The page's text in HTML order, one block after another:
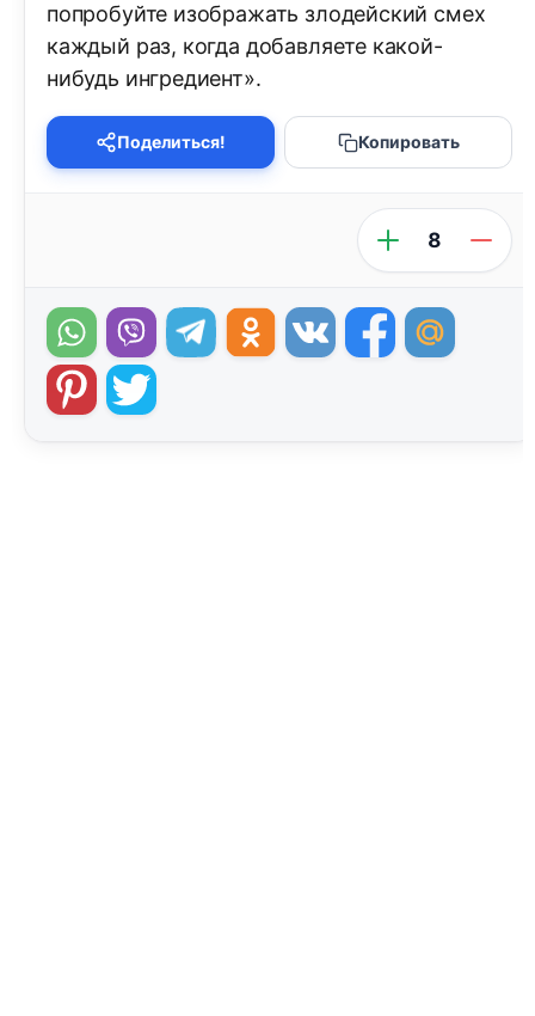
попробуйте изображать злодейский смех
каждый раз, когда добавляете какой-
нибудь ингредиент».
Поделиться! Копировать
8